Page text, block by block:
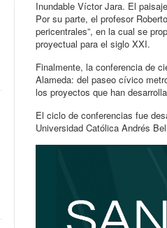
Inundable Víctor Jara. El
Por su parte, el profesor
pericentrales”, en la cual se
proyectual para el siglo XXI.
Finalmente, la conferencia de
Alameda: del paseo cívico
los proyectos que han
El ciclo de conferencias fue
Universidad Católica Andrés